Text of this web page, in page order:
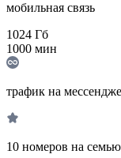
мобильная связь
1024 Гб
1000 мин
трафик на
10 номеров на семью